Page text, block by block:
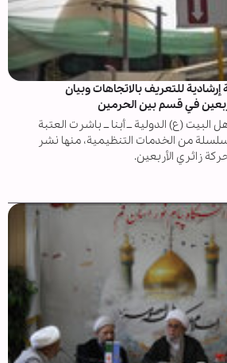
نشر 50 لافتة إرشادية للتعريف بالاتجاهات وبيان
في قسم بين الحرمين
البيت (ع) الدولية ــ أبنا ــ باشرت العتبة
من الخدمات التنظيمية، منها نشر